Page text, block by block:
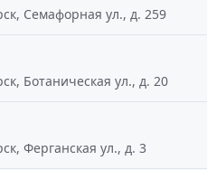
Семафорная ул., д. 259
Ботаническая ул., д. 20
Ферганская ул., д. 3